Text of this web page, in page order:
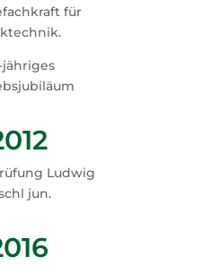
für
jähriges
Ludwig
jun.